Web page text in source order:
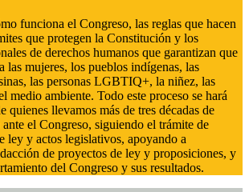
funciona el Congreso, las reglas que hacen
que protegen la Constitución y los
de derechos humanos que garantizan que
las mujeres, los pueblos indígenas, las
las personas LGBTIQ+, la niñez, las
medio ambiente. Todo este proceso se hará
quienes llevamos más de tres décadas de
el Congreso, siguiendo el trámite de
ley y actos legislativos, apoyando a
de proyectos de ley y proposiciones, y
del Congreso y sus resultados.